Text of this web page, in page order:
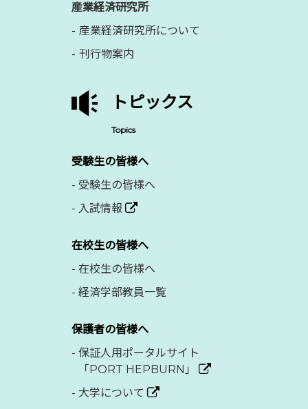
産業経済研究所
産業経済研究所について
刊行物案内
トピックス
Topics
受験生の皆様へ
- 受験生の皆様へ
- 入試情報
在校生の皆様へ
- 在校生の皆様へ
- 経済学部教員一覧
保護者の皆様へ
- 保証人用ポータルサイト
「PORT HEPBURN」
- 大学について